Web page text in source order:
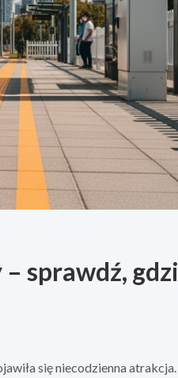
sprawdź,
się niecodzienna